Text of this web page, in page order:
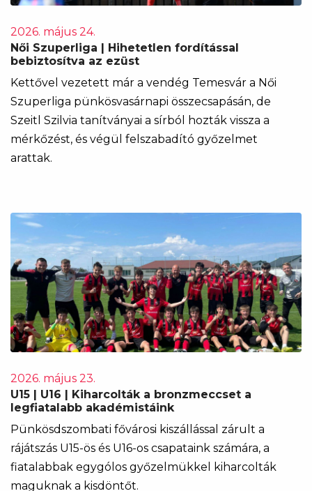
2026. május 24.
Női Szuperliga | Hihetetlen fordítással
bebiztosítva az ezüst
Kettővel vezetett már a vendég Temesvár a Női
Szuperliga pünkösvasárnapi összecsapásán, de
Szeitl Szilvia tanítványai a sírból hozták vissza a
mérkőzést, és végül felszabadító győzelmet
arattak.
2026. május 23.
U15 | U16 | Kiharcolták a bronzmeccset a
legfiatalabb akadémistáink
Pünkösdszombati fővárosi kiszállással zárult a
rájátszás U15-ös és U16-os csapataink számára, a
fiatalabbak egygólos győzelmükkel kiharcolták
maguknak a kisdöntőt.